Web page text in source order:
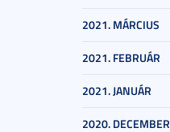
2021. MÁRCIUS
2021. FEBRUÁR
2021. JANUÁR
2020. DECEMBER